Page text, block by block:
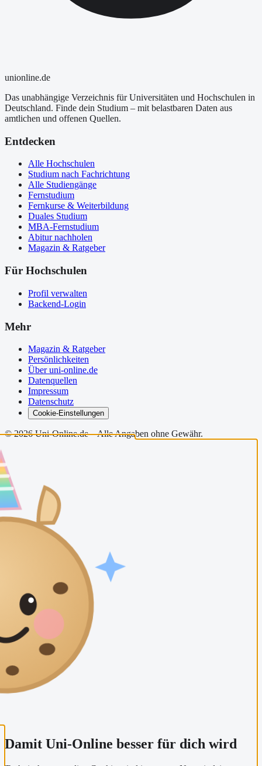
unionline.de
Das unabhängige Verzeichnis für Universitäten und Hochschulen in
Deutschland. Finde dein Studium – mit belastbaren Daten aus
amtlichen und offenen Quellen.
Entdecken
Alle Hochschulen
Studium nach Fachrichtung
Alle Studiengänge
Fernstudium
Fernkurse & Weiterbildung
Duales Studium
MBA-Fernstudium
Abitur nachholen
Magazin & Ratgeber
Für Hochschulen
Profil verwalten
Backend-Login
Mehr
Magazin & Ratgeber
Persönlichkeiten
Über uni-online.de
Datenquellen
Impressum
Datenschutz
Cookie-Einstellungen
©2026Uni-Online.de – Alle Angaben ohne Gewähr.
Damit Uni-Online besser für dich wird